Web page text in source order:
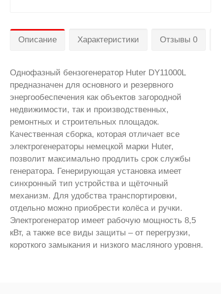
Описание Характеристики Отзывы 0
Однофазный бензогенератор Huter DY11000L
предназначен для основного и резервного
энергообеспечения как объектов загородной
недвижимости, так и производственных,
ремонтных и строительных площадок.
Качественная сборка, которая отличает все
электрогенераторы немецкой марки Huter,
позволит максимально продлить срок службы
генератора. Генерирующая установка имеет
синхронный тип устройства и щёточный
механизм. Для удобства транспортировки,
отдельно можно приобрести колёса и ручки.
Электрогенератор имеет рабочую мощность 8,5
кВт, а также все виды защиты – от перегрузки,
короткого замыкания и низкого масляного уровня.